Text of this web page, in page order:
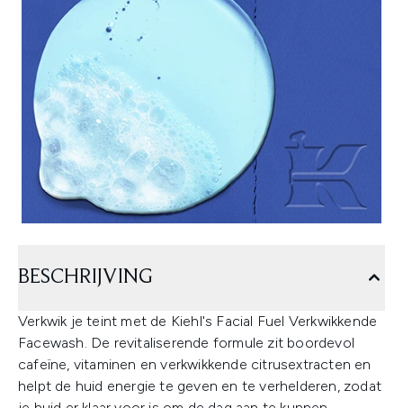
BESCHRIJVING
Verkwik je teint met de Kiehl's Facial Fuel Verkwikkende
Facewash. De revitaliserende formule zit boordevol
cafeïne, vitaminen en verkwikkende citrusextracten en
helpt de huid energie te geven en te verhelderen, zodat